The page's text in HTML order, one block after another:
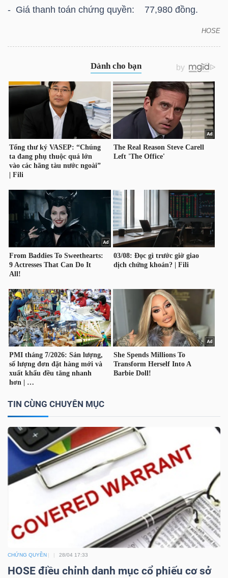
- Giá thanh toán chứng quyền: 77,980 đồng.
HOSE
TIN CÙNG CHUYÊN MỤC
CHỨNG QUYỀN 28/04 17:33
HOSE điều chỉnh danh mục cổ phiếu cơ sở
KINH
GIỚI
DƯƠNG
TÀI
CHÍNH
NHÂN
TÍCH
VIETSTOCKFINANCE
VĨ
NGÀNH
DOANH
PHIẾU